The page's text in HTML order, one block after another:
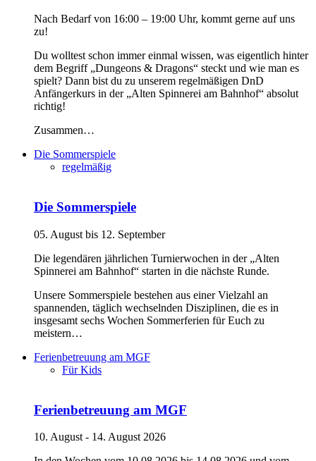
Nach Bedarf von 16:00 – 19:00 Uhr, kommt gerne auf uns
zu!
Du wolltest schon immer einmal wissen, was eigentlich hinter
dem Begriff „Dungeons & Dragons“ steckt und wie man es
spielt? Dann bist du zu unserem regelmäßigen DnD
Anfängerkurs in der „Alten Spinnerei am Bahnhof“ absolut
richtig!
Zusammen…
Die Sommerspiele
regelmäßig
Die Sommerspiele
05. August bis 12. September
Die legendären jährlichen Turnierwochen in der „Alten
Spinnerei am Bahnhof“ starten in die nächste Runde.
Unsere Sommerspiele bestehen aus einer Vielzahl an
spannenden, täglich wechselnden Disziplinen, die es in
insgesamt sechs Wochen Sommerferien für Euch zu
meistern…
Ferienbetreuung am MGF
Für Kids
Ferienbetreuung am MGF
10. August - 14. August 2026